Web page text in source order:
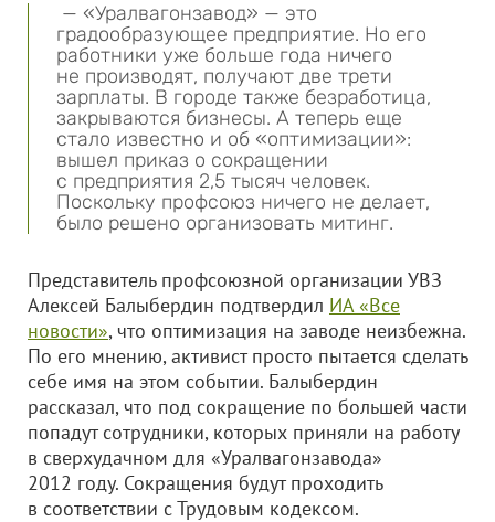
— «Уралвагонзавод» — это
градообразующее предприятие. Но его
работники уже больше года ничего
не производят, получают две трети
зарплаты. В городе также безработица,
закрываются бизнесы. А теперь еще
стало известно и об «оптимизации»:
вышел приказ о сокращении
с предприятия 2,5 тысяч человек.
Поскольку профсоюз ничего не делает,
было решено организовать митинг.
Представитель профсоюзной организации УВЗ
Алексей Балыбердин подтвердил ИА «Все
новости», что оптимизация на заводе неизбежна.
По его мнению, активист просто пытается сделать
себе имя на этом событии. Балыбердин
рассказал, что под сокращение по большей части
попадут сотрудники, которых приняли на работу
в сверхудачном для «Уралвагонзавода»
2012 году. Сокращения будут проходить
в соответствии с Трудовым кодексом.